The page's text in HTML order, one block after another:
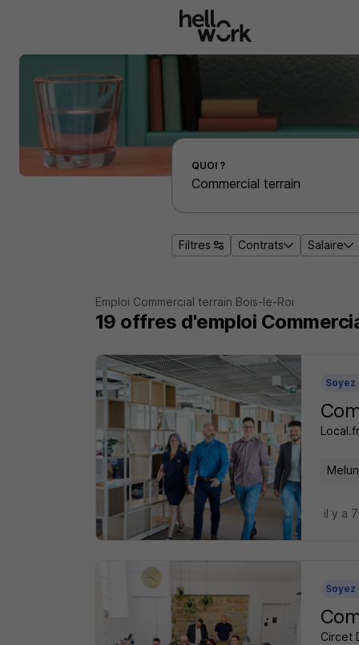
Effectuer une recherche d'emploi par localité
QUOI ?
Filtres Contrats Salaire
Emploi Commercial terrain Bois-le-Roi
19 offres d'emploi
Soyez
Local.fr
il y a
Soyez
Circet